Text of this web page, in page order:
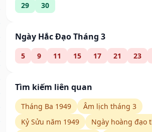
29
30
Ngày Hắc Đạo Tháng 3
5 9 11 15 17 21 23
Tìm kiếm liên quan
Tháng Ba 1949
Âm lịch tháng 3
Kỷ Sửu năm 1949
Ngày hoàng đạo